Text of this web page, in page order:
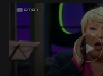
210318